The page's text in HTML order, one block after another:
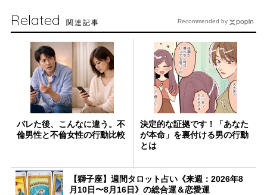
Related 関連記事
バレた後、こんなに違う。不
倫男性と不倫女性の行動比較
決定的な証拠です！「あなた
が本命」を裏付ける男の行動
とは
【獅子座】週間タロット占い《来週：2026年8
月10日〜8月16日》の総合運＆恋愛運
Recommended by